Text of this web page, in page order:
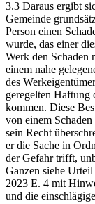
3.3 Daraus ergibt
Gemeinde
Person einen
wurde, das einer
Werk den Schaden
einem nahe
des
geregelten Haftung
kommen. Diese
von einem
sein Recht
er die Sache in
der Gefahr trifft,
Ganzen siehe
2023 E. 4 mit
und die